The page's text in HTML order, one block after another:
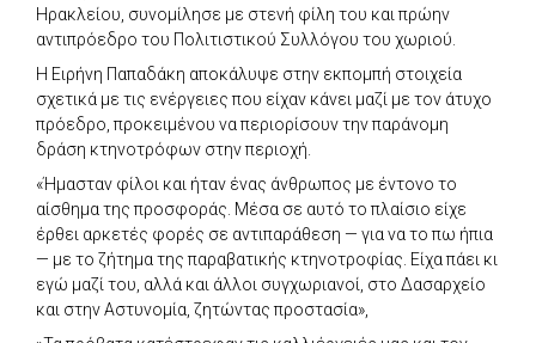
Ηρακλείου, συνομίλησε με στενή φίλη του και πρώην
αντιπρόεδρο του Πολιτιστικού Συλλόγου του χωριού.
Η Ειρήνη Παπαδάκη αποκάλυψε στην εκπομπή στοιχεία
σχετικά με τις ενέργειες που είχαν κάνει μαζί με τον άτυχο
πρόεδρο, προκειμένου να περιορίσουν την παράνομη
δράση κτηνοτρόφων στην περιοχή.
«Ήμασταν φίλοι και ήταν ένας άνθρωπος με έντονο το
αίσθημα της προσφοράς. Μέσα σε αυτό το πλαίσιο είχε
έρθει αρκετές φορές σε αντιπαράθεση — για να το πω ήπια
— με το ζήτημα της παραβατικής κτηνοτροφίας. Είχα πάει κι
εγώ μαζί του, αλλά και άλλοι συγχωριανοί, στο Δασαρχείο
και στην Αστυνομία, ζητώντας προστασία»,